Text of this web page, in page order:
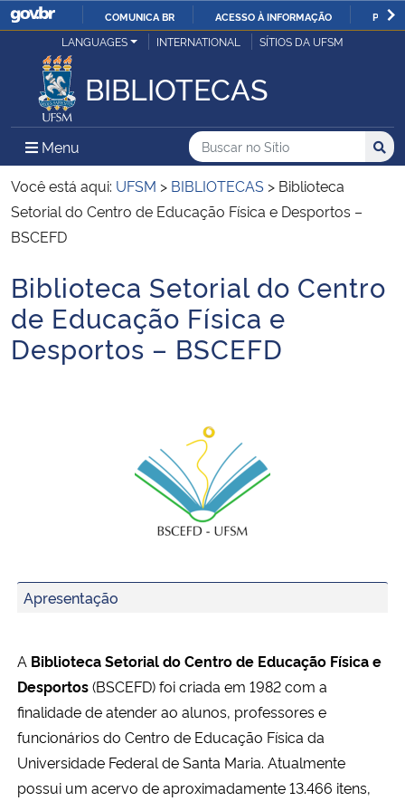
IR
O
COMUNICA BR ACESSO À INFORMAÇÃO
Ministério da Justiça e Segurança Pública
Ministério da Defesa
Ministério das Relações Exteriores
Ministério da Economia
Ministério da Infraestrutura
Ministério da Agricultura, Pecuária e Abastecimento
Ministério do Meio Ambiente
Ministério do Turismo
Ministério do Desenvolvimento Regional
Controladoria-Geral da União
LANGUAGES INTERNATIONAL SÍTIOS DA UFSM
BIBLIOTECAS
Menu Menu Principal do Sítio
Busca
Buscar no no Sítio
Busca:
Você está aqui: UFSM > BIBLIOTECAS > Biblioteca
Setorial do Centro de Educação Física e Desportos –
BSCEFD
Início do conteúdo
Biblioteca Setorial do Centro
de Educação Física e
Desportos – BSCEFD
Apresentação
A Biblioteca Setorial do Centro de Educação Física e
Desportos(BSCEFD) foi criada em 1982 com a
finalidade de atender ao alunos, professores e
funcionários do Centro de Educação Física da
Universidade Federal de Santa Maria. Atualmente
possui um acervo de aproximadamente 13.466 itens,